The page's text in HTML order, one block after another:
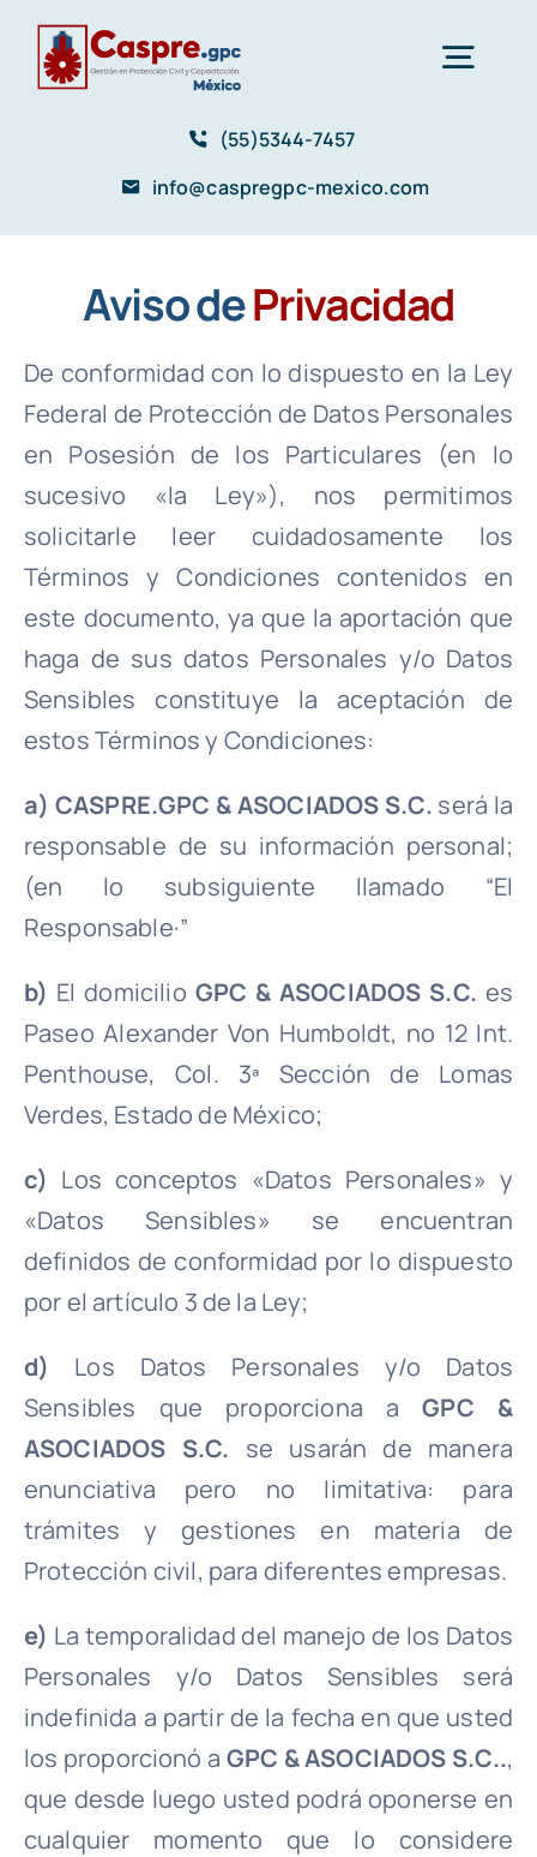
Saltar
contenido
(55)5344-7457
info@caspregpc-mexico.com
Elaboración de Programas de Protección
Civil
Asesoría y Capacitación en Protección Civil
Consultoría en Administración de Riesgos
de Eficiencia y Calidad
Recarga y Mantenimiento de Extintores
Aviso de Privacidad
Contacto
Aviso dePrivacidad
De conformidad con lo dispuesto en la Ley
Federal de Protección de Datos Personales
en Posesión de los Particulares (en lo
sucesivo «la Ley»), nos permitimos
solicitarle leer cuidadosamente los
Términos y Condiciones contenidos en
este documento, ya que la aportación que
haga de sus datos Personales y/o Datos
Sensibles constituye la aceptación de
estos Términos y Condiciones:
a) CASPRE.GPC & ASOCIADOS S.C. será la
responsable de su información personal;
(en lo subsiguiente llamado “El
Responsable·”
b) El domicilio GPC & ASOCIADOS S.C. es
Paseo Alexander Von Humboldt, no 12 Int.
Penthouse, Col. 3ª Sección de Lomas
Verdes, Estado de México;
c) Los conceptos «Datos Personales» y
«Datos Sensibles» se encuentran
definidos de conformidad por lo dispuesto
por el artículo 3 de la Ley;
d) Los Datos Personales y/o Datos
Sensibles que proporciona aGPC &
ASOCIADOS S.C. se usarán de manera
enunciativa pero no limitativa: para
trámites y gestiones en materia de
Protección civil, para diferentes empresas.
e) La temporalidad del manejo de los Datos
Personales y/o Datos Sensibles será
indefinida a partir de la fecha en que usted
los proporcionó a GPC & ASOCIADOS S.C..,
que desde luego usted podrá oponerse en
cualquier momento que lo considere